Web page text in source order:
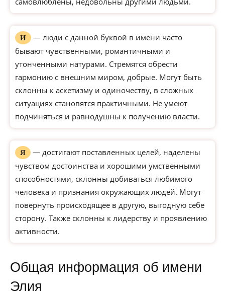
И
— люди с данной буквой в имени часто
бывают чувственными, романтичными и
утонченными натурами. Стремятся обрести
гармонию с внешним миром, добрые. Могут быть
склонны к аскетизму и одиночеству, в сложных
ситуациях становятся практичными. Не умеют
подчиняться и равнодушны к получению власти.
Я
— достигают поставленных целей, наделены
чувством достоинства и хорошими умственными
способностями, склонны добиваться любимого
человека и признания окружающих людей. Могут
повернуть происходящее в другую, выгодную себе
сторону. Также склонны к лидерству и проявлению
активности.
Общая информация об имени
Элия